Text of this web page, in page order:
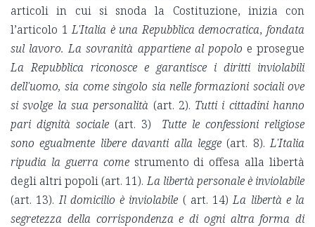
articoli in cui si snoda la Costituzione, inizia con
l’articolo 1L'Italia è una Repubblica democratica,fondata
sul lavoro. La sovranità appartiene al popolo e prosegue
La Repubblica riconosce e garantisce i diritti inviolabili
dell'uomo, sia come singolo sia nelle formazioni sociali ove
si svolge la sua personalità (art. 2). Tutti i cittadini hanno
pari dignità sociale(art. 3) Tutte le confessioni religiose
sono egualmente libere davanti alla legge(art. 8).L'Italia
ripudia la guerra comestrumento di offesa alla libertà
degli altri popoli (art. 11).La libertà personale è inviolabile
(art. 13).Il domicilio è inviolabile ( art. 14)La libertà e la
segretezza della corrispondenza e di ogni altra forma di